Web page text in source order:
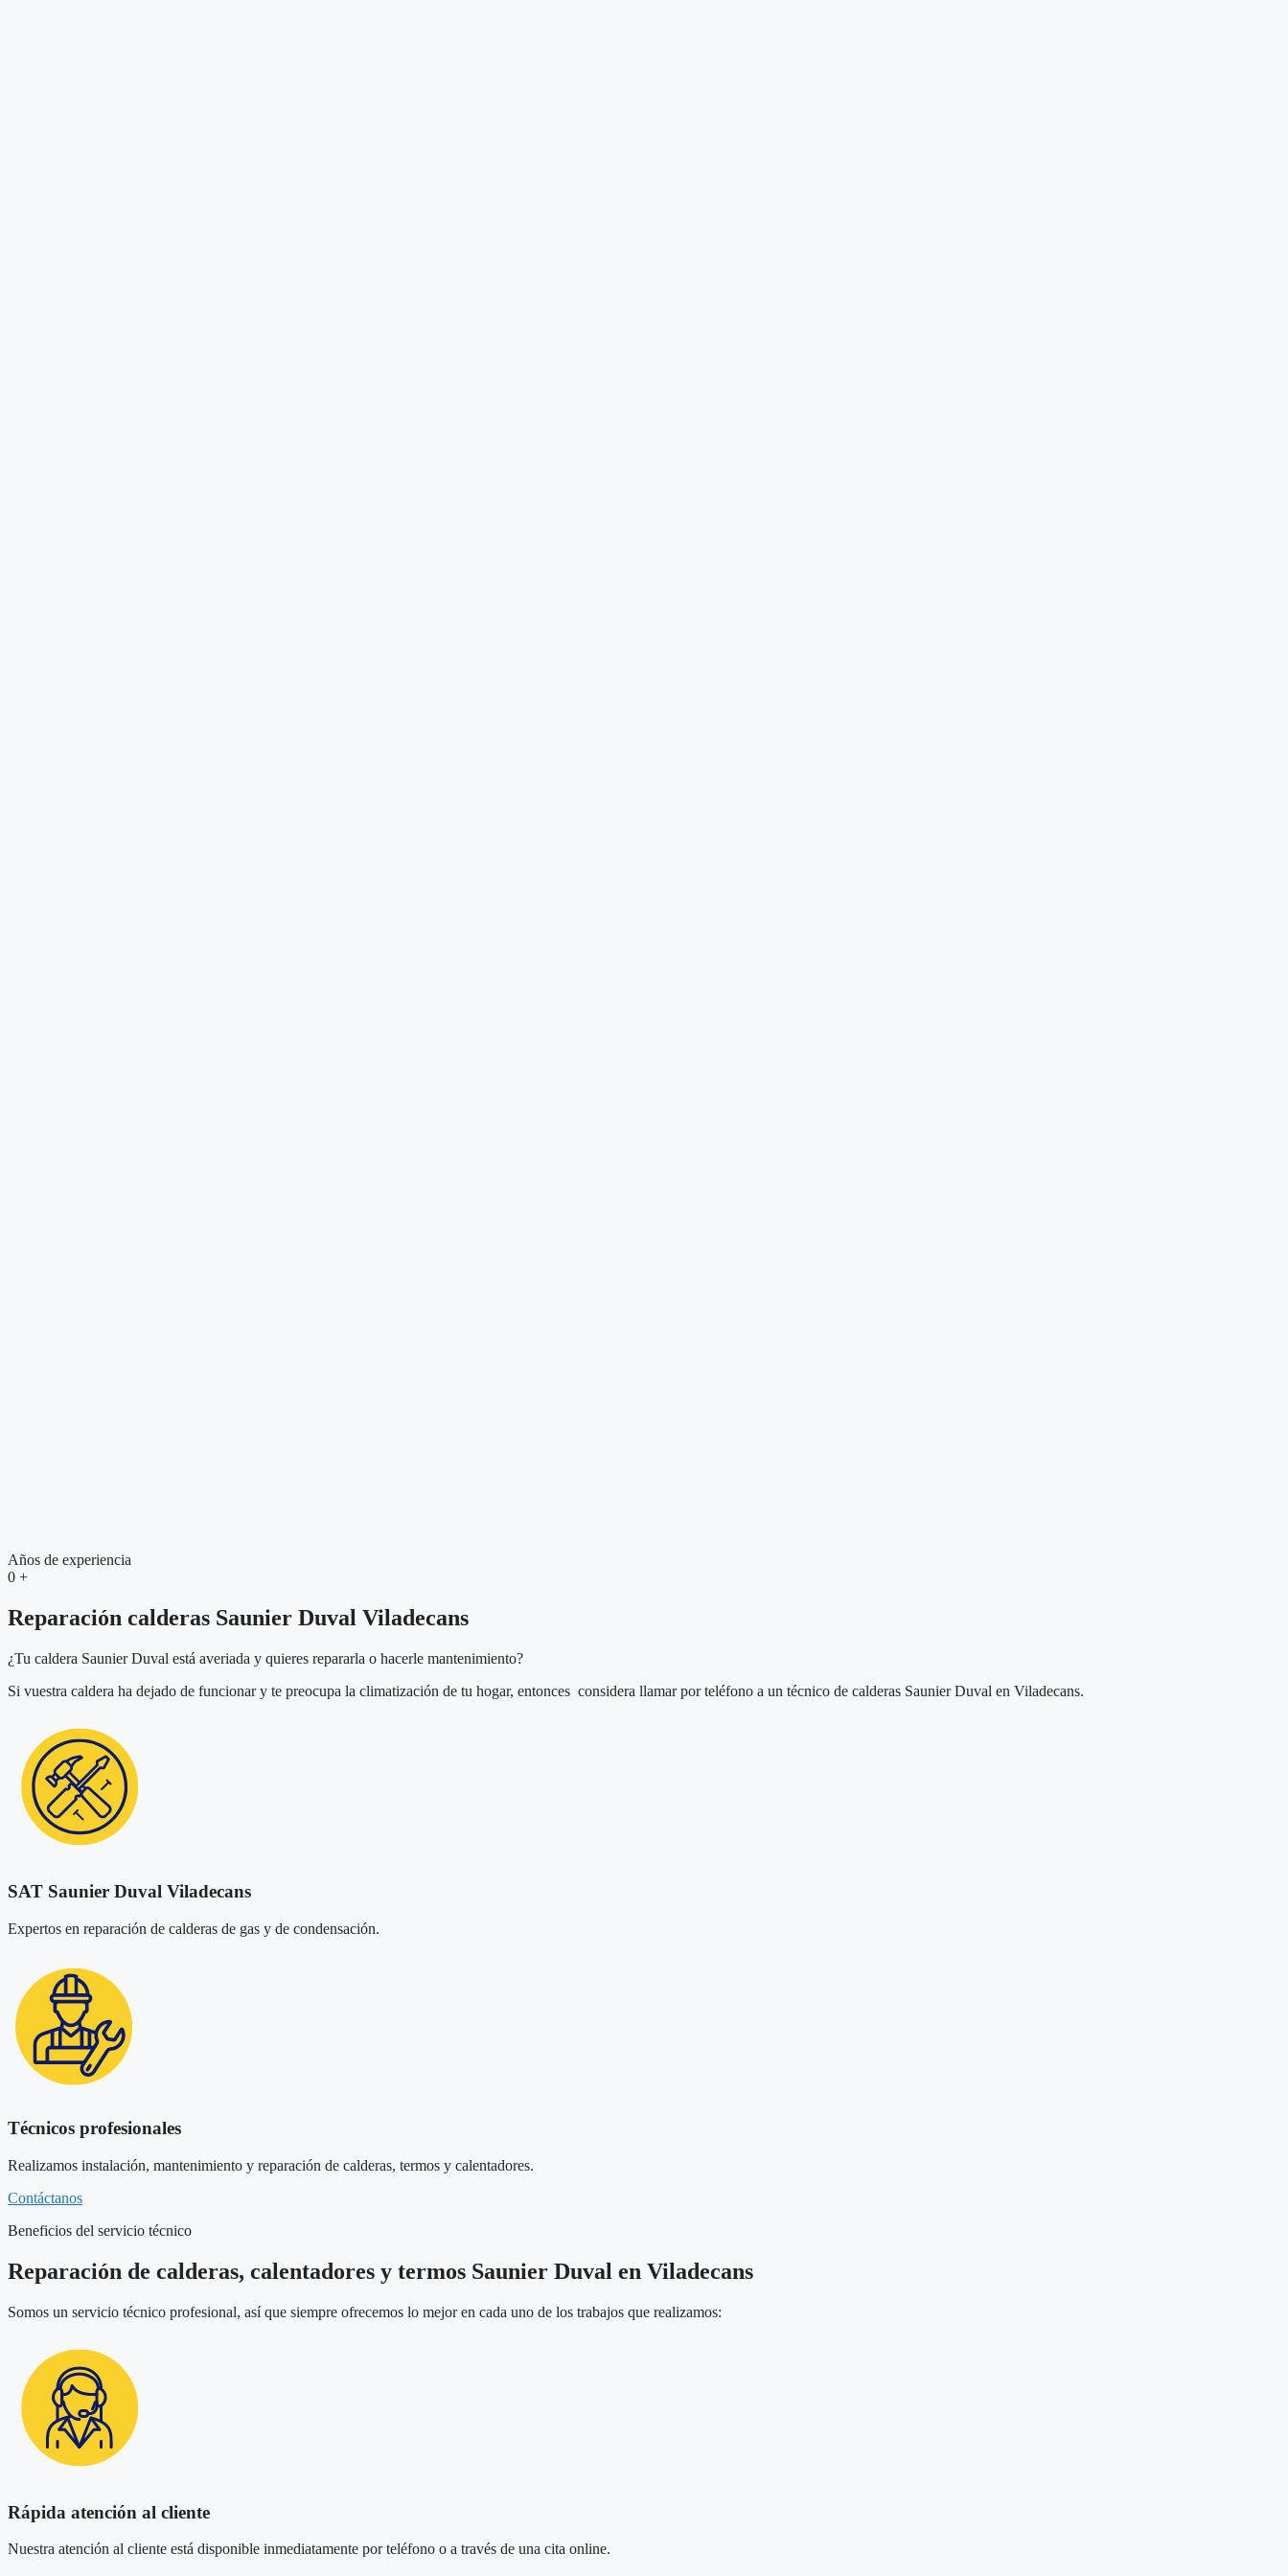
Años de experiencia
0 +
Reparación calderas Saunier Duval Viladecans
¿Tu caldera Saunier Duval está averiada y quieres repararla o hacerle mantenimiento?
Si vuestra caldera ha dejado de funcionar y te preocupa la climatización de tu hogar, entonces considera llamar por teléfono a un técnico de calderas Saunier Duval en Viladecans.
SAT Saunier Duval Viladecans
Expertos en reparación de calderas de gas y de condensación.
Técnicos profesionales
Realizamos instalación, mantenimiento y reparación de calderas, termos y calentadores.
Contáctanos
Beneficios del servicio técnico
Reparación de calderas, calentadores y termos Saunier Duval en Viladecans
Somos un servicio técnico profesional, así que siempre ofrecemos lo mejor en cada uno de los trabajos que realizamos:
Rápida atención al cliente
Nuestra atención al cliente está disponible inmediatamente por teléfono o a través de una cita online.